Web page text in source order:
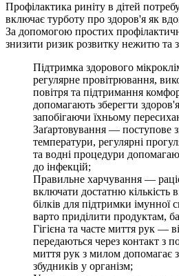
Профілактика риніту в дітей
включає турботу про здоров'я як
За допомогою простих
знизити ризик розвитку нежитю та
Підтримка здорового
регулярне провітрювання,
повітря та підтримання
допомагають зберегти
запобігаючи їхньому
Заґартовування — поступове
температури, регулярні
та водні процедури
до інфекцій;
Правильне харчування —
включати достатню кількість
білків для підтримки
варто приділити продуктам,
Гігієна та часте миття рук —
передаються через контакт з
миття рук з милом допомагає
збудників у організм;